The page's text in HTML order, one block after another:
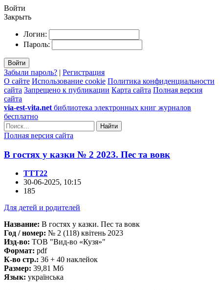
Войти
Закрыть
Логин:
Пароль:
Войти
Забыли пароль? | Регистрация
О сайте Использование cookie Политика конфиденциальности
сайта Запрещено к публикации Карта сайта Полная версия
сайта
via-est-vita.net библиотека электронных книг журналов
бесплатно
Найти
Полная версия сайта
В гостях у казки № 2 2023. Пес та вовк
TTT22
30-06-2025, 10:15
185
Для детей и родителей
Название: В гостях у казки. Пес та вовк
Год / номер: № 2 (118) квітень 2023
Изд-во: ТОВ "Вид-во «Кузя»"
Формат: pdf
К-во стр.: 36 + 40 наклейок
Размер: 39,81 Мб
Язык: українська